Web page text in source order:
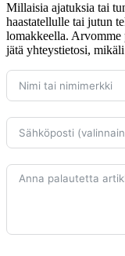
Millaisia ajatuksia tai
haastatellulle tai jutun
lomakkeella. Arvomme
jätä yhteystietosi,